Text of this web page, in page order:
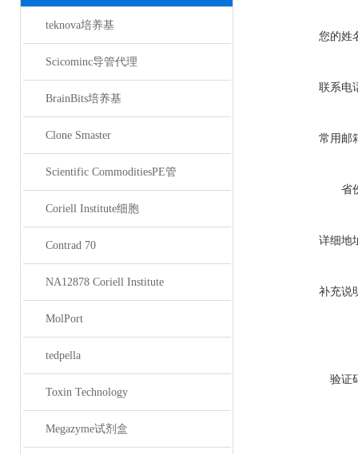
teknova培养基
Scicominc导管代理
BrainBits培养基
Clone Smaster
Scientific CommoditiesPE管
Coriell Institute细胞
Contrad 70
NA12878 Coriell Institute
MolPort
tedpella
Toxin Technology
Megazyme试剂盒
您的姓
联系电
常用邮
省
详细地
补充说
验证